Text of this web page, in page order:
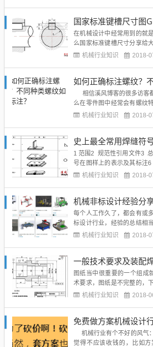
压件）的成形加工方法。冲
（或称压力加工），合称...
国家标准键槽尺寸图
在机械设计中经常用到的就
么国家标准键槽尺寸分享给
后续查阅。平键和键槽的标
机械行业知识 2018-
相信溪风博客的很多访客
么在零件图中经常会有螺纹
螺纹，还需要正确地标注，
采购部门正确购买。在其他
机械行业知识 2018-
史上最全常用焊缝符
1 范围2 规范性引用文件3
号在图样上的表示及其标注
常用焊接方法代号7 附录B（
机械行业知识 2018-
机械非标设计经验分
每个人工作久了，都会有或
标设计行业，经验的总结相
一点就能搞的来非标设计的
言，进行自动化，机械化改
是大势所趋，社会的变革己...
机械行业知识 2018-
图纸当中很重要的一个组成
术要求，图纸是不完整的，
全面的技术要求供设计师们
机械行业知识 2018-
免费做方案机械设计
机械行业有个不好的风气
觉得不应该收钱的，比如